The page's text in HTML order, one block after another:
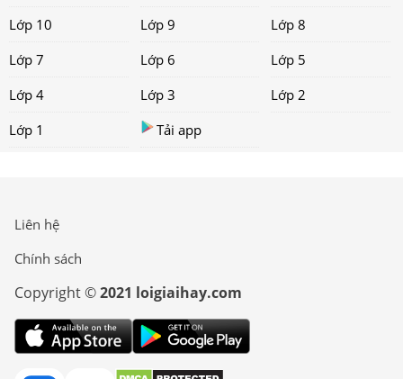
Lớp 10
Lớp 9
Lớp 8
Lớp 7
Lớp 6
Lớp 5
Lớp 4
Lớp 3
Lớp 2
Lớp 1
Tải app
Liên hệ
Chính sách
Copyright ©2021 loigiaihay.com